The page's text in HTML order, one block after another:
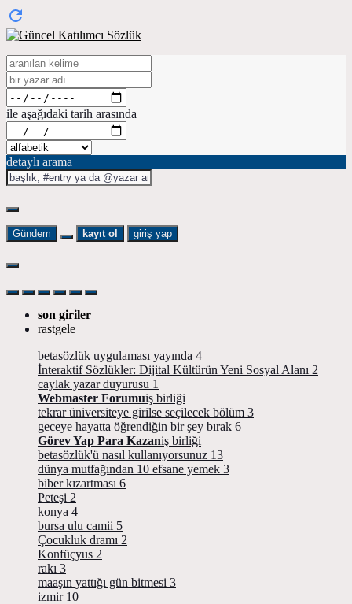
ile aşağıdaki tarih arasında
detaylı arama
Gündem kayıt ol giriş yap
son giriler
rastgele
betasözlük uygulaması yayında 4
İnteraktif Sözlükler: Dijital Kültürün Yeni Sosyal Alanı 2
caylak yazar duyurusu 1
Webmaster Forumuiş birliği
tekrar üniversiteye girilse seçilecek bölüm 3
geceye hayatta öğrendiğin bir şey bırak 6
Görev Yap Para Kazaniş birliği
betasözlük'ü nasıl kullanıyorsunuz 13
dünya mutfağından 10 efsane yemek 3
biber kızartması 6
Peteşi 2
konya 4
bursa ulu camii 5
Çocukluk dramı 2
Konfüçyus 2
rakı 3
maaşın yattığı gün bitmesi 3
izmir 10